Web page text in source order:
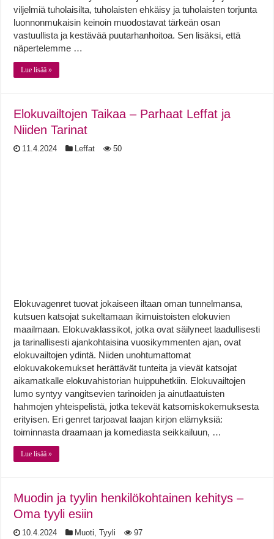
viljelmiä tuholaisilta, tuholaisten ehkäisy ja tuholaisten torjunta
luonnonmukaisin keinoin muodostavat tärkeän osan
vastuullista ja kestävää puutarhanhoitoa. Sen lisäksi, että
näpertelemme …
Lue lisää »
Elokuvailtojen Taikaa – Parhaat Leffat ja
Niiden Tarinat
11.4.2024 Leffat 50
Elokuvagenret tuovat jokaiseen iltaan oman tunnelmansa,
kutsuen katsojat sukeltamaan ikimuistoisten elokuvien
maailmaan. Elokuvaklassikot, jotka ovat säilyneet laadullisesti
ja tarinallisesti ajankohtaisina vuosikymmenten ajan, ovat
elokuvailtojen ydintä. Niiden unohtumattomat
elokuvakokemukset herättävät tunteita ja vievät katsojat
aikamatkalle elokuvahistorian huippuhetkiin. Elokuvailtojen
lumo syntyy vangitsevien tarinoiden ja ainutlaatuisten
hahmojen yhteispelistä, jotka tekevät katsomiskokemuksesta
erityisen. Eri genret tarjoavat laajan kirjon elämyksiä:
toiminnasta draamaan ja komediasta seikkailuun, …
Lue lisää »
Muodin ja tyylin henkilökohtainen kehitys –
Oma tyyli esiin
10.4.2024 Muoti ,Tyyli 97